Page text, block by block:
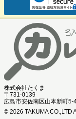
株式会社たくま
〒731-0139
広島市安佐南区山本新町5-
© 2026 TAKUMA CO.,LTD